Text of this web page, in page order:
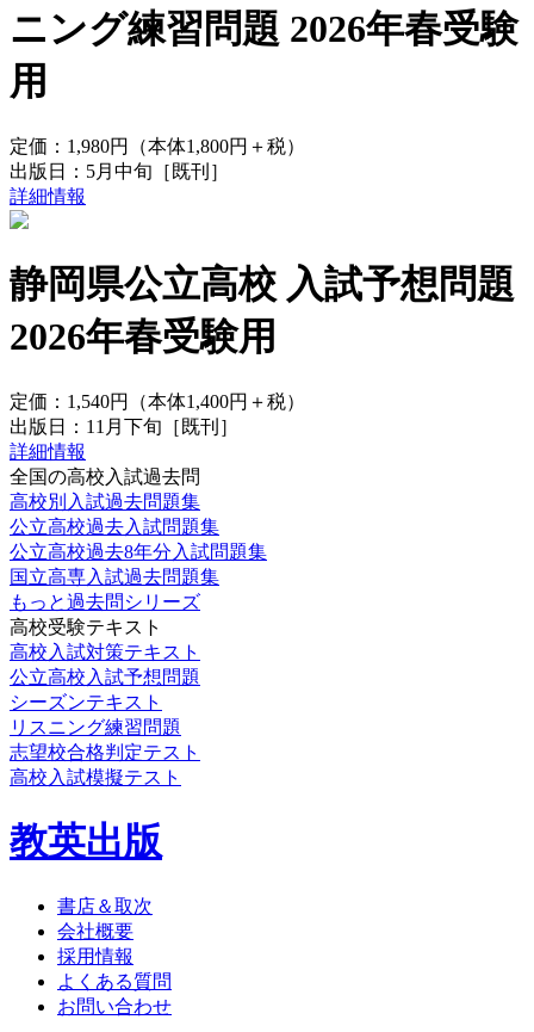
ニング練習問題 2026年春受験
用
定価： 1,980円
（本体1,800円＋税）
出版日： 5月中旬 ［既刊］
詳細情報
静岡県公立高校 入試予想問題
2026年春受験用
定価： 1,540円
（本体1,400円＋税）
出版日： 11月下旬 ［既刊］
詳細情報
全国の高校入試過去問
高校別入試過去問題集
公立高校過去入試問題集
公立高校過去8年分入試問題集
国立高専入試過去問題集
もっと過去問シリーズ
高校受験テキスト
高校入試対策テキスト
公立高校入試予想問題
シーズンテキスト
リスニング練習問題
志望校合格判定テスト
高校入試模擬テスト
教英出版
書店＆取次
会社概要
採用情報
よくある質問
お問い合わせ